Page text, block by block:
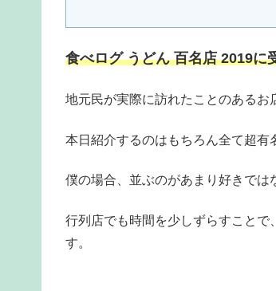
食べログ うどん 百名店 2019に
地元民が実際に訪れたことのあるお
本日紹介するのはもちろん全て超有
僕の場合、並ぶのがあまり好きでは
行列店でも時間を少しずらすことで
す。